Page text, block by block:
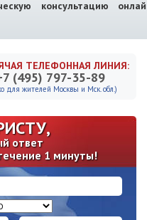
консультацию
ТЕЛЕФОННАЯ ЛИНИЯ:
(495) 797-35-89
для жителей Москвы и Мск. обл.)
ответ
1 минуты!